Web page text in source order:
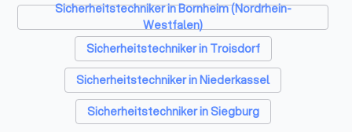
Sicherheitstechniker in Bornheim (Nordrhein-
Westfalen)
Sicherheitstechniker in Troisdorf
Sicherheitstechniker in Niederkassel
Sicherheitstechniker in Siegburg